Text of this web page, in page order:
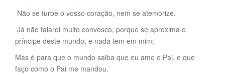
Não se turbe o vosso coração, nem se atemorize.
Já não falarei muito convosco, porque se aproxima o
príncipe deste mundo, e nada tem em mim;
Mas é para que o mundo saiba que eu amo o Pai, e que
faço como o Pai me mandou.